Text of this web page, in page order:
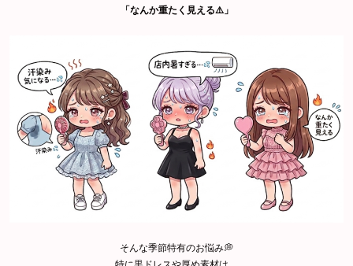
「なんか重たく見える⚠️」
そんな季節特有のお悩み💭